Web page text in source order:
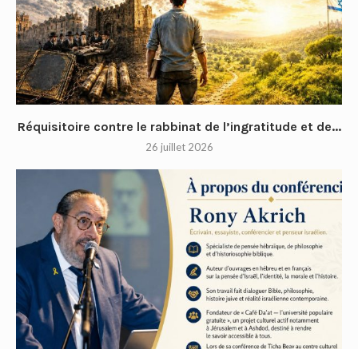
Réquisitoire contre le rabbinat de l’ingratitude et de...
26 juillet 2026